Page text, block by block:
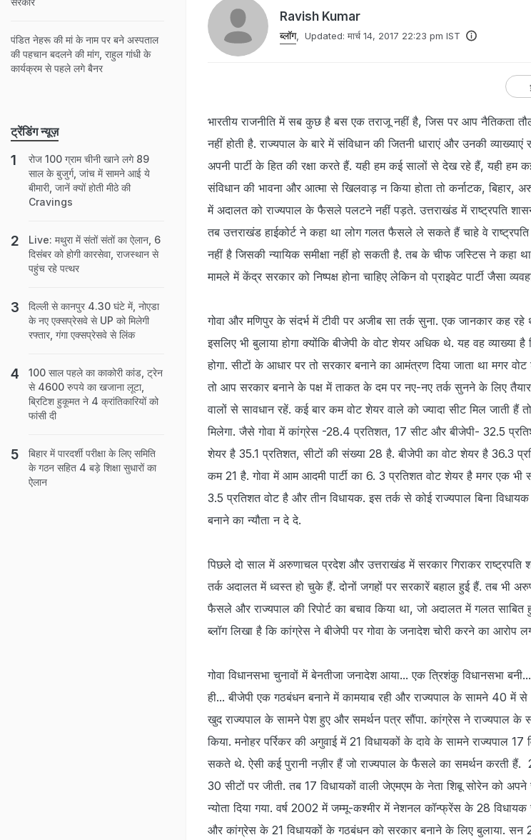
Ravish Kumar
ब्लॉग, Updated: मार्च 14, 2017 22:23 pm IST
भारतीय राजनीति में सब कुछ है बस एक तराजू नहीं है, जिस पर आप नैतिकता
नहीं होती है. राज्यपाल के बारे में संविधान की जितनी धाराएं और उनकी
अपनी पार्टी के हित की रक्षा करते हैं. यही हम कई सालों से देख रहे हैं, यही हम
संविधान की भावना और आत्मा से खिलवाड़ न किया होता तो कर्नाटक,
में अदालत को राज्यपाल के फैसले पलटने नहीं पड़ते. उत्तराखंड में राष्ट्रपति
तब उत्तराखंड हाईकोर्ट ने कहा था लोग गलत फैसले ले सकते हैं चाहे वे
नहीं है जिसकी न्यायिक समीक्षा नहीं हो सकती है. तब के चीफ जस्टिस ने कहा
मामले में केंद्र सरकार को निष्पक्ष होना चाहिए लेकिन वो प्राइवेट पार्टी जैसा
गोवा और मणिपुर के संदर्भ में टीवी पर अजीब सा तर्क सुना. एक जानकार कह रहे
इसलिए भी बुलाया होगा क्योंकि बीजेपी के वोट शेयर अधिक थे. यह वह व्याख्या
होगा. सीटों के आधार पर तो सरकार बनाने का आमंत्रण दिया जाता था मगर
तो आप सरकार बनाने के पक्ष में ताकत के दम पर नए-नए तर्क सुनने के लिए
वालों से सावधान रहें. कई बार कम वोट शेयर वाले को ज्यादा सीट मिल जाती हैं
मिलेगा. जैसे गोवा में कांग्रेस -28.4 प्रतिशत, 17 सीट और बीजेपी- 32.5
शेयर है 35.1 प्रतिशत, सीटों की संख्या 28 है. बीजेपी का वोट शेयर है 36.3
कम 21 है. गोवा में आम आदमी पार्टी का 6. 3 प्रतिशत वोट शेयर है मगर एक भी
3.5 प्रतिशत वोट है और तीन विधायक. इस तर्क से कोई राज्यपाल बिना
बनाने का न्यौता न दे दे.
पिछले दो साल में अरुणाचल प्रदेश और उत्तराखंड में सरकार गिराकर
तर्क अदालत में ध्वस्त हो चुके हैं. दोनों जगहों पर सरकारें बहाल हुई हैं. तब भी
फैसले और राज्यपाल की रिपोर्ट का बचाव किया था, जो अदालत में गलत साबित
ब्लॉग लिखा है कि कांग्रेस ने बीजेपी पर गोवा के जनादेश चोरी करने का आरोप
गोवा विधानसभा चुनावों में बेनतीजा जनादेश आया... एक त्रिशंकु विधानसभा
ही... बीजेपी एक गठबंधन बनाने में कामयाब रही और राज्यपाल के सामने 40 में से
खुद राज्यपाल के सामने पेश हुए और समर्थन पत्र सौंपा. कांग्रेस ने राज्यपाल के
किया. मनोहर पर्रिकर की अगुवाई में 21 विधायकों के दावे के सामने राज्यपाल 17
सकते थे. ऐसी कई पुरानी नज़ीर हैं जो राज्यपाल के फैसले का समर्थन करती
30 सीटों पर जीती. तब 17 विधायकों वाली जेएमएम के नेता शिबू सोरेन को
न्योता दिया गया. वर्ष 2002 में जम्मू-कश्मीर में नेशनल कॉन्फ्रेंस के 28
और कांग्रेस के 21 विधायकों के गठबंधन को सरकार बनाने के लिए बुलाया. सन
पंडित नेहरू की मां के नाम पर बने अस्पताल
की पहचान बदलने की मांग, राहुल गांधी के
कार्यक्रम से पहले लगे बैनर
ट्रेंडिंग न्यूज़
रोज 100 ग्राम चीनी खाने लगे 89
साल के बुजुर्ग, जांच में सामने आई ये
बीमारी, जानें क्यों होती मीठे की
Cravings
Live: मथुरा में संतों संतों का ऐलान, 6
दिसंबर को होगी कारसेवा, राजस्थान से
पहुंच रहे पत्थर
दिल्ली से कानपुर 4.30 घंटे में, नोएडा
के नए एक्सप्रेसवे से UP को मिलेगी
रफ्तार, गंगा एक्सप्रेसवे से लिंक
100 साल पहले का काकोरी कांड, ट्रेन
से 4600 रुपये का खजाना लूटा,
ब्रिटिश हुकूमत ने 4 क्रांतिकारियों को
फांसी दी
बिहार में पारदर्शी परीक्षा के लिए समिति
के गठन सहित 4 बड़े शिक्षा सुधारों का
ऐलान